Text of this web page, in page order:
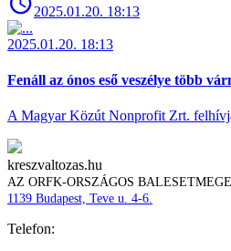
2025.01.20. 18:13
2025.01.20. 18:13
Fenáll az ónos eső veszélye több
A Magyar Közút Nonprofit Zrt.
kreszvaltozas.hu
AZ ORFK-ORSZÁGOS
1139 Budapest, Teve u. 4-6.
Telefon: